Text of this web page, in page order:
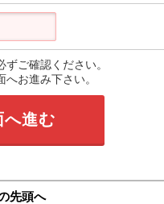
ずご確認ください。
お進み下さい。
へ進む
先頭へ